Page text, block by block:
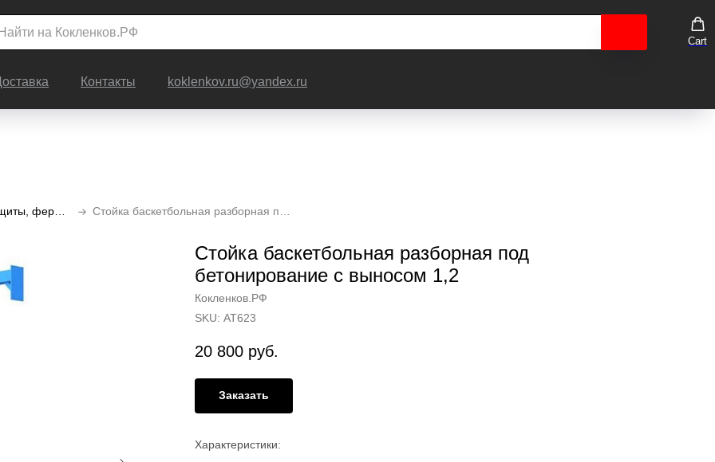
Cart
Контакты koklenkov.ru@yandex.ru
Стойка баскетбольная разборная под
бетонирование с выносом 1,2
Кокленков.РФ
SKU: АТ623
20 800 руб.
Заказать
Характеристики: